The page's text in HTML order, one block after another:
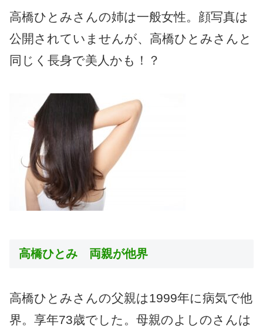
高橋ひとみさんの姉は一般女性。顔写真は
公開されていませんが、高橋ひとみさんと
同じく長身で美人かも！？
高橋ひとみ 両親が他界
高橋ひとみさんの父親は1999年に病気で他
界。享年73歳でした。母親のよしのさんは